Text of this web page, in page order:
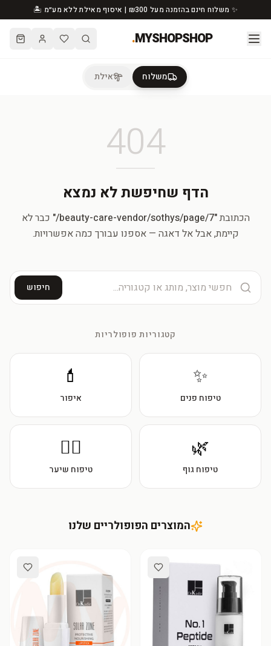
✨ משלוח חינם בהזמנה מעל ₪300 | איסוף מאילת ללא מע״מ 🏝️
MYSHOPSHOP
.
משלוח אילת
404
הדף שחיפשת לא נמצא
הכתובת"
beauty-care-vendor/sothys/page/7/
" כבר לא
קיימת, אבל אל דאגה — אספנו עבורך כמה אפשרויות.
חיפוש
קטגוריות פופולריות
✨
טיפוח פנים
💄
איפור
🌿
טיפוח גוף
💆‍♀️
טיפוח שיער
המוצרים הפופולריים שלנו